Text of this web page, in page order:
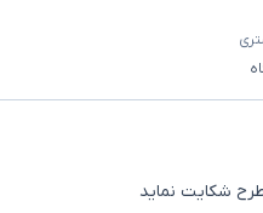
شکایت نماید